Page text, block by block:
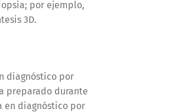
por ejemplo,
3D.
diagnóstico por
preparado durante
en diagnóstico por